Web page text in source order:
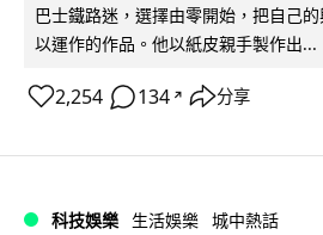
巴士鐵路迷，選擇由零開始，把自己
以運作的作品。他以紙皮親手製作出...
2,254 134 ↗ 分享
科技娛樂 生活娛樂 城中熱話